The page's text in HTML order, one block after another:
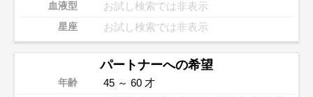
血液型 お試し検索では非表示
星座 お試し検索では非表示
パートナーへの希望
年齢 45 ～ 60 才